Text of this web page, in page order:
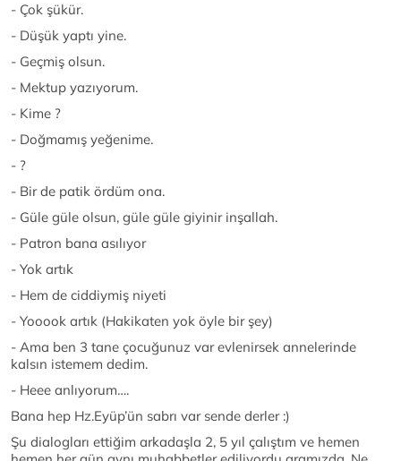
- Çok şükür.
- Düşük yaptı yine.
- Geçmiş olsun.
- Mektup yazıyorum.
- Kime ?
- Doğmamış yeğenime.
- ?
- Bir de patik ördüm ona.
- Güle güle olsun, güle güle giyinir inşallah.
- Patron bana asılıyor
- Yok artık
- Hem de ciddiymiş niyeti
- Yooook artık (Hakikaten yok öyle bir şey)
- Ama ben 3 tane çocuğunuz var evlenirsek annelerinde
kalsın istemem dedim.
- Heee anlıyorum….
Bana hep Hz.Eyüp’ün sabrı var sende derler :)
Şu dialogları ettiğim arkadaşla 2, 5 yıl çalıştım ve hemen